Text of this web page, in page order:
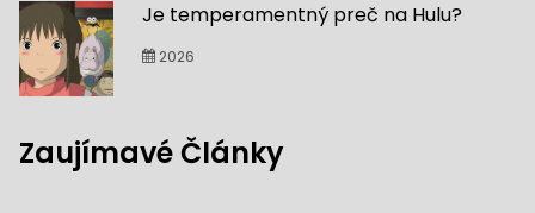
Je temperamentný preč na Hulu?
2026
Zaujímavé Články